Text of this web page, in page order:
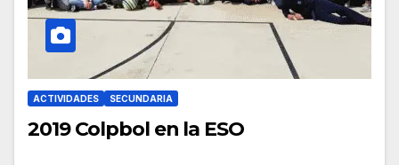
ACTIVIDADES SECUNDARIA
2019 Colpbol en la ESO